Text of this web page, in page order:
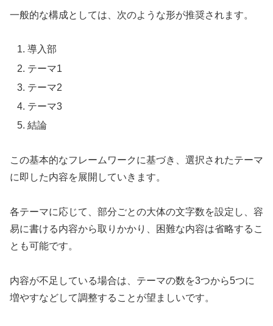
一般的な構成としては、次のような形が推奨されます。
導入部
テーマ1
テーマ2
テーマ3
結論
この基本的なフレームワークに基づき、選択されたテーマ
に即した内容を展開していきます。
各テーマに応じて、部分ごとの大体の文字数を設定し、容
易に書ける内容から取りかかり、困難な内容は省略するこ
とも可能です。
内容が不足している場合は、テーマの数を3つから5つに
増やすなどして調整することが望ましいです。